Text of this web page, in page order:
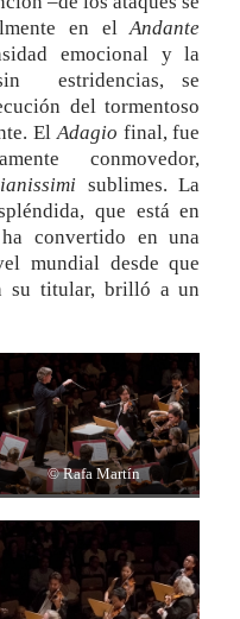
en elAndante
emocional y la
estridencias, se
del tormentoso
ElAdagio final, fue
conmovedor,
sublimes. La
que está en
convertido en una
mundial desde que
su titular, brilló a un
© Rafa Martín